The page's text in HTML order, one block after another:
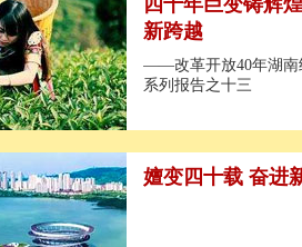
四十年巨变铸辉
新跨越
——改革开放40年湖南
系列报告之十三
嬗变四十载 奋进